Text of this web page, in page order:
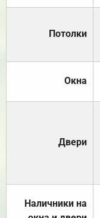
Потолки
Окна
Двери
Наличники на